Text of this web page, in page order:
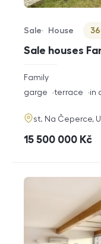
Sale houses
Offer type
Sale
Property type
House
Virtuální prohlídka
rozměry
disposition
Family
funkce
garge terrace in
adresa
st. Na Čeperce,
cena
15 500 000 Kč